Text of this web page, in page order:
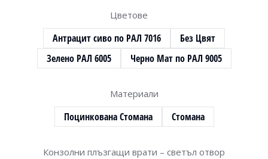
Цветове
Антрацит сиво по РАЛ 7016
Без Цвят
Зелено РАЛ 6005
Черно Мат по РАЛ 9005
Материали
Поцинкована Стомана Стомана
Конзолни плъзгащи врати – светъл отвор